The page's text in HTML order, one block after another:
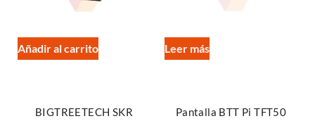
Añadir al carrito
BIGTREETECH SKR
Leer más
Pantalla BTT Pi TFT50